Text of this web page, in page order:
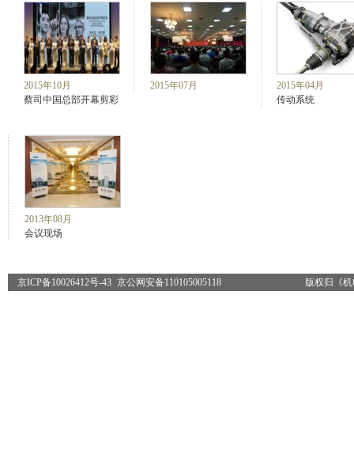
2015年10月
蔡司中国总部开幕剪彩
2015年07月
2015年04月
传动系统
2013年08月
会议现场
版权归《
京ICP备10026412号-43 京公网安备110105005118